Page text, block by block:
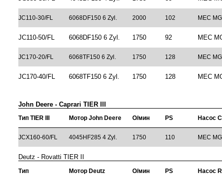
JC110-30/FL 6068DF150 6 Zyl. 2000 102 MEC
JC110-50/FL 6068DF150 6 Zyl. 1750 92 MEC
JC170-20/FL 6068TF150 6 Zyl. 1750 128 MEC
JC170-40/FL 6068TF150 6 Zyl. 1750 128 MEC
John Deere - Caprari TIER III
Тип TIER III Мотор John Deere О/мин PS Насос
JCX160-60/FL 4045HF285 4 Zyl. 1750 110 MEC
Deutz - Rovatti TIER II
Тип Мотор Deutz О/мин PS Насос